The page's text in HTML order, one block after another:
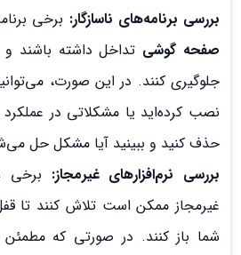
بررسی برنامه‌های ناسازگار: برخی
صفحه گوشی تداخل داشته باشند
جلوگیری کنند. در این صورت،
نصب کرده‌اید یا مشکلاتی در
حذف کنید و ببینید آیا مشکل حل
بررسی نرم‌افزارهای غیرمجاز: برخی
غیرمجاز ممکن است تلاش کنند تا
شما باز کنند. در صورتی که